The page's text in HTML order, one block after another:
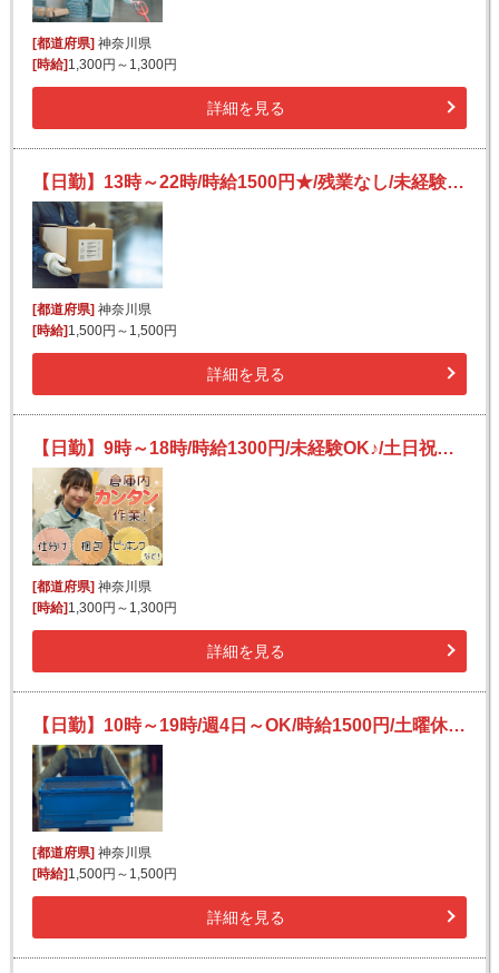
[都道府県] 神奈川県
[時給] 1,300円～1,300円
詳細を見る
【日勤】13時～22時/時給1500円★/残業なし/未経験OK/体を動かしながら働ける！/食品のピッキング
[都道府県] 神奈川県
[時給] 1,500円～1,500円
詳細を見る
【日勤】9時～18時/時給1300円/未経験OK♪/土日祝休み/サロン向けシャンプーやコスメのピッキング
[都道府県] 神奈川県
[時給] 1,300円～1,300円
詳細を見る
【日勤】10時～19時/週4日～OK/時給1500円/土曜休み/残業なし/食品のピッキング作業
[都道府県] 神奈川県
[時給] 1,500円～1,500円
詳細を見る